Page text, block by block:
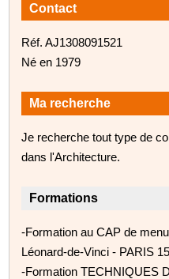
Contact
Réf. AJ1308091521
Né en 1979
Ma recherche
Je recherche tout type de
dans l'Architecture.
Formations
-Formation au CAP de
Léonard-de-Vinci - PARIS
-Formation TECHNIQUES